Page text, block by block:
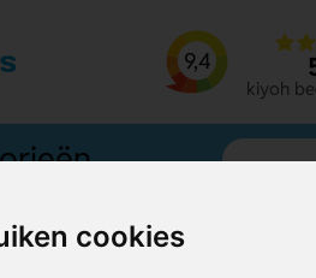
cookies
9,4
kiyoh
met afsluitfunctie Wedel